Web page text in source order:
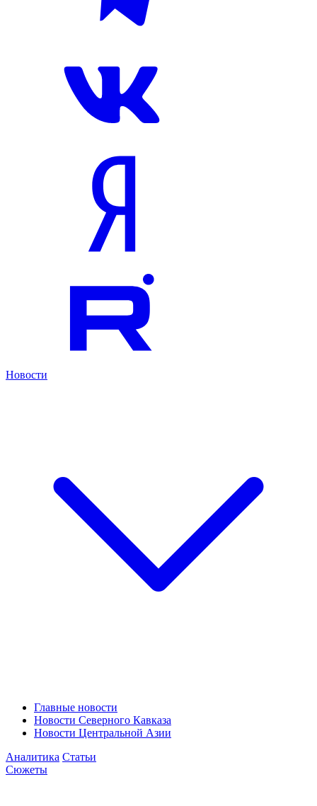
Новости
Главные новости
Новости Северного Кавказа
Новости Центральной Азии
Аналитика Статьи
Сюжеты